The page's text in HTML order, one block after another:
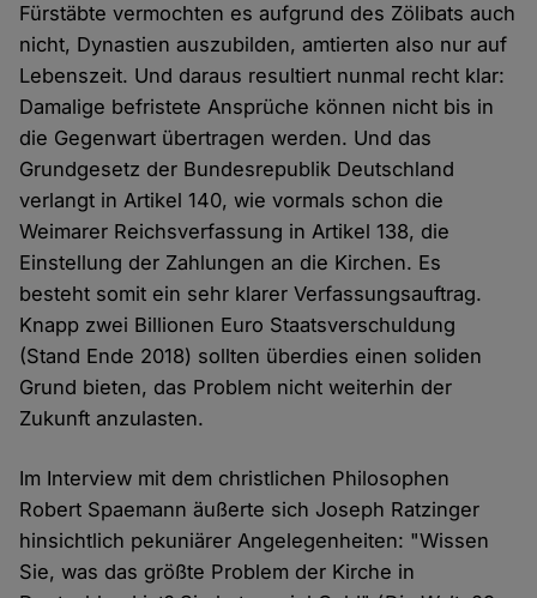
Fürstäbte vermochten es aufgrund des Zölibats auch
nicht, Dynastien auszubilden, amtierten also nur auf
Lebenszeit. Und daraus resultiert nunmal recht klar:
Damalige befristete Ansprüche können nicht bis in
die Gegenwart übertragen werden. Und das
Grundgesetz der Bundesrepublik Deutschland
verlangt in Artikel 140, wie vormals schon die
Weimarer Reichsverfassung in Artikel 138, die
Einstellung der Zahlungen an die Kirchen. Es
besteht somit ein sehr klarer Verfassungsauftrag.
Knapp zwei Billionen Euro Staatsverschuldung
(Stand Ende 2018) sollten überdies einen soliden
Grund bieten, das Problem nicht weiterhin der
Zukunft anzulasten.
Im Interview mit dem christlichen Philosophen
Robert Spaemann äußerte sich Joseph Ratzinger
hinsichtlich pekuniärer Angelegenheiten: "Wissen
Sie, was das größte Problem der Kirche in